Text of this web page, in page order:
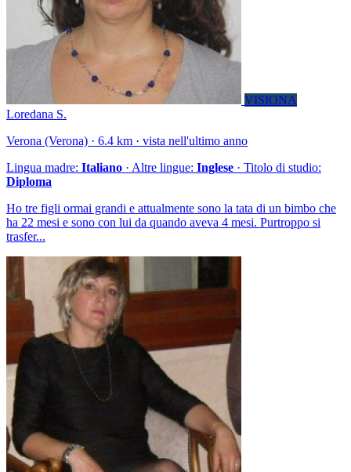
VISIONA
Loredana S.
Verona (Verona) · 6.4 km · vista nell'ultimo anno
Lingua madre: Italiano · Altre lingue: Inglese · Titolo di studio:
Diploma
Ho tre figli ormai grandi e attualmente sono la tata di un bimbo che
ha 22 mesi e sono con lui da quando aveva 4 mesi. Purtroppo si
trasfer...